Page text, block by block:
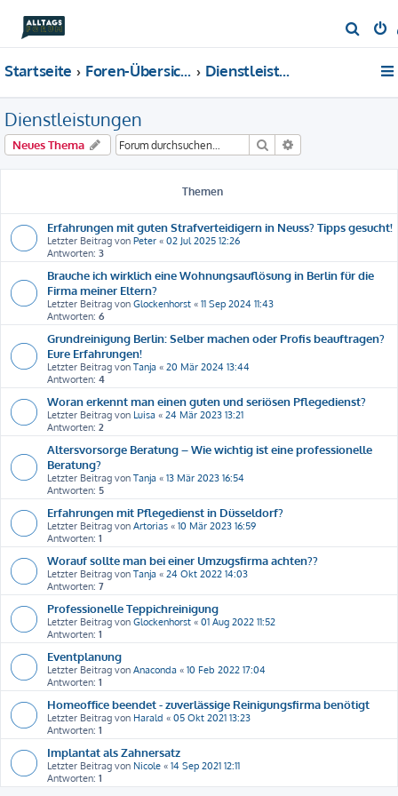
u
Startseite Foren-Übersicht Dienstleistungen
Dienstleistungen
Neues Thema Suche
Themen
Erfahrungen mit guten Strafverteidigern in Neuss? Tipps gesucht!
Letzter Beitrag von Peter « 02 Jul 2025 12:26
Antworten: 3
Brauche ich wirklich eine Wohnungsauflösung in Berlin für die
Firma meiner Eltern?
Letzter Beitrag von Glockenhorst « 11 Sep 2024 11:43
Antworten: 6
Grundreinigung Berlin: Selber machen oder Profis beauftragen?
Eure Erfahrungen!
Letzter Beitrag von Tanja « 20 Mär 2024 13:44
Antworten: 4
Woran erkennt man einen guten und seriösen Pflegedienst?
Letzter Beitrag von Luisa « 24 Mär 2023 13:21
Antworten: 2
Altersvorsorge Beratung – Wie wichtig ist eine professionelle
Beratung?
Letzter Beitrag von Tanja « 13 Mär 2023 16:54
Antworten: 5
Erfahrungen mit Pflegedienst in Düsseldorf?
Letzter Beitrag von Artorias « 10 Mär 2023 16:59
Antworten: 1
Worauf sollte man bei einer Umzugsfirma achten??
Letzter Beitrag von Tanja « 24 Okt 2022 14:03
Antworten: 7
Professionelle Teppichreinigung
Letzter Beitrag von Glockenhorst « 01 Aug 2022 11:52
Antworten: 1
Eventplanung
Letzter Beitrag von Anaconda « 10 Feb 2022 17:04
Antworten: 1
Homeoffice beendet - zuverlässige Reinigungsfirma benötigt
Letzter Beitrag von Harald « 05 Okt 2021 13:23
Antworten: 1
Implantat als Zahnersatz
Letzter Beitrag von Nicole « 14 Sep 2021 12:11
Antworten: 1